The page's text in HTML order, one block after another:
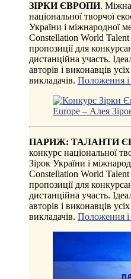
ЗІРКИ ЄВРОПИ.
національної творчої
України і міжнародної
Constellation World Talent
пропозиції для
дистанційна участь.
авторів і виконавців
викладачів. Положення і
ПАРИЖ: ТАЛАНТИ
конкурс національної
Зірок України і
Constellation World Talent
пропозиції для
дистанційна участь.
авторів і виконавців
викладачів. Положення і